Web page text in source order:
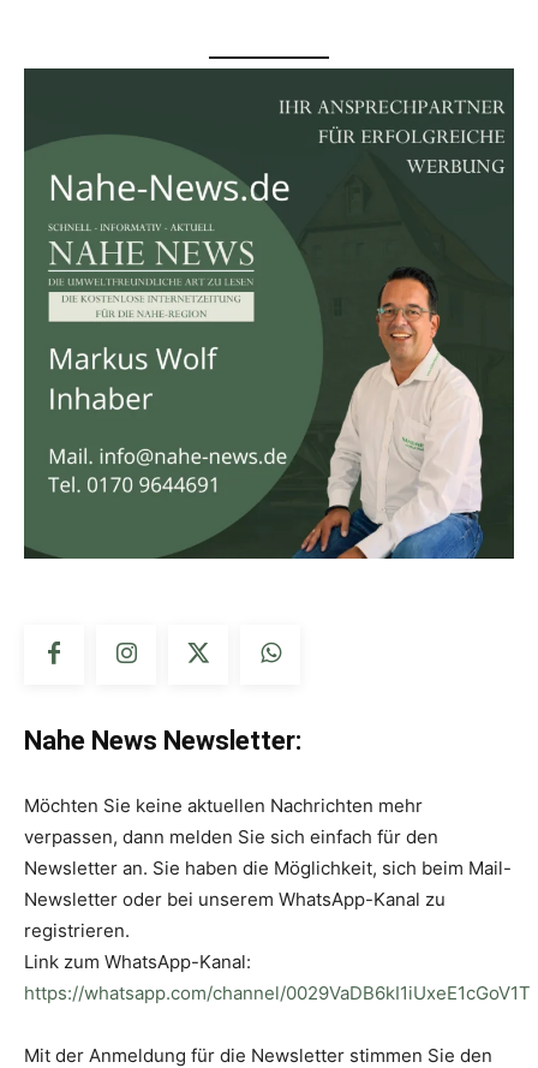
Nahe News Newsletter:
Möchten Sie keine aktuellen Nachrichten mehr
verpassen, dann melden Sie sich einfach für den
Newsletter an. Sie haben die Möglichkeit, sich beim Mail-
Newsletter oder bei unserem WhatsApp-Kanal zu
registrieren.
Link zum WhatsApp-Kanal:
https://whatsapp.com/channel/0029VaDB6kI1iUxeE1cGoV1T
Mit der Anmeldung für die Newsletter stimmen Sie den